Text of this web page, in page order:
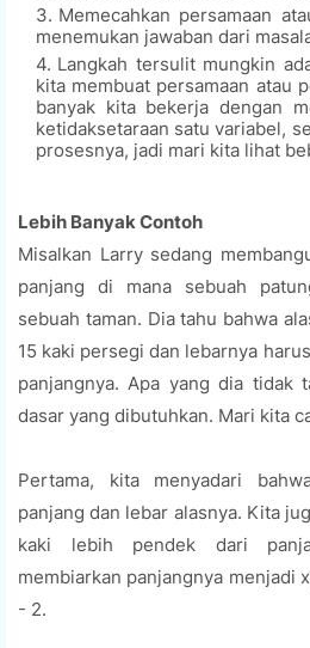
Memecahkan persamaan
menemukan jawaban dari
Langkah tersulit mungkin
kita membuat persamaan atau
banyak kita bekerja dengan
ketidaksetaraan satu variabel,
prosesnya, jadi mari kita lihat
Lebih Banyak Contoh
Misalkan Larry sedang
panjang di mana sebuah
sebuah taman. Dia tahu bahwa
15 kaki persegi dan lebarnya
panjangnya. Apa yang dia tidak
dasar yang dibutuhkan. Mari kita
Pertama, kita menyadari
panjang dan lebar alasnya. Kita
kaki lebih pendek dari
membiarkan panjangnya menjadi
- 2.